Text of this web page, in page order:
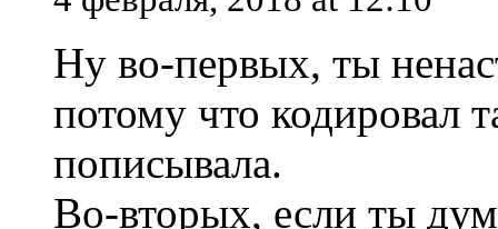
Ну во-первых, ты
потому что кодировал
пописывала.
Во-вторых, если ты